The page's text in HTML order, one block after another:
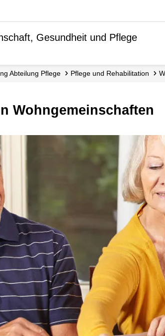
Gesundheit und Pflege
Abteilung Pflege Pflege und Rehabilitation
in Wohngemeinschaften